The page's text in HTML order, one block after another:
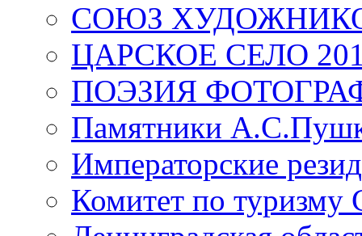
СОЮЗ
ЦАРСКОЕ СЕЛО
ПОЭЗИЯ
Памятники
Императорские
Комитет по туризму